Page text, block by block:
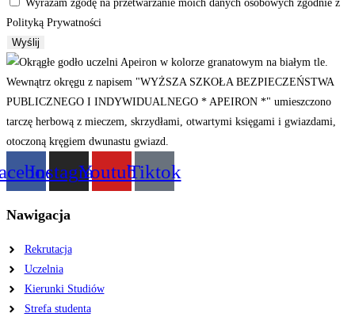
Wyrażam zgodę na przetwarzanie moich danych osobowych zgodnie z
Polityką Prywatności
Wyślij
InstagramYoutubeTiktok
Nawigacja
Rekrutacja
Uczelnia
Kierunki Studiów
Strefa studenta